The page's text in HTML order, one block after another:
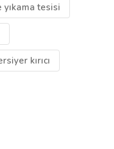
yıkama tesisi
kırıcı